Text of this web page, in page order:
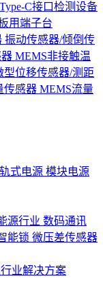
C接口检测设备
用端子台
振动传感器/倾倒传
MEMS非接触温
型位移传感器/测距
传感器 MEMS流量
式电源 模块电源
源行业 数码通讯
能锁 微压差传感器
业解决方案